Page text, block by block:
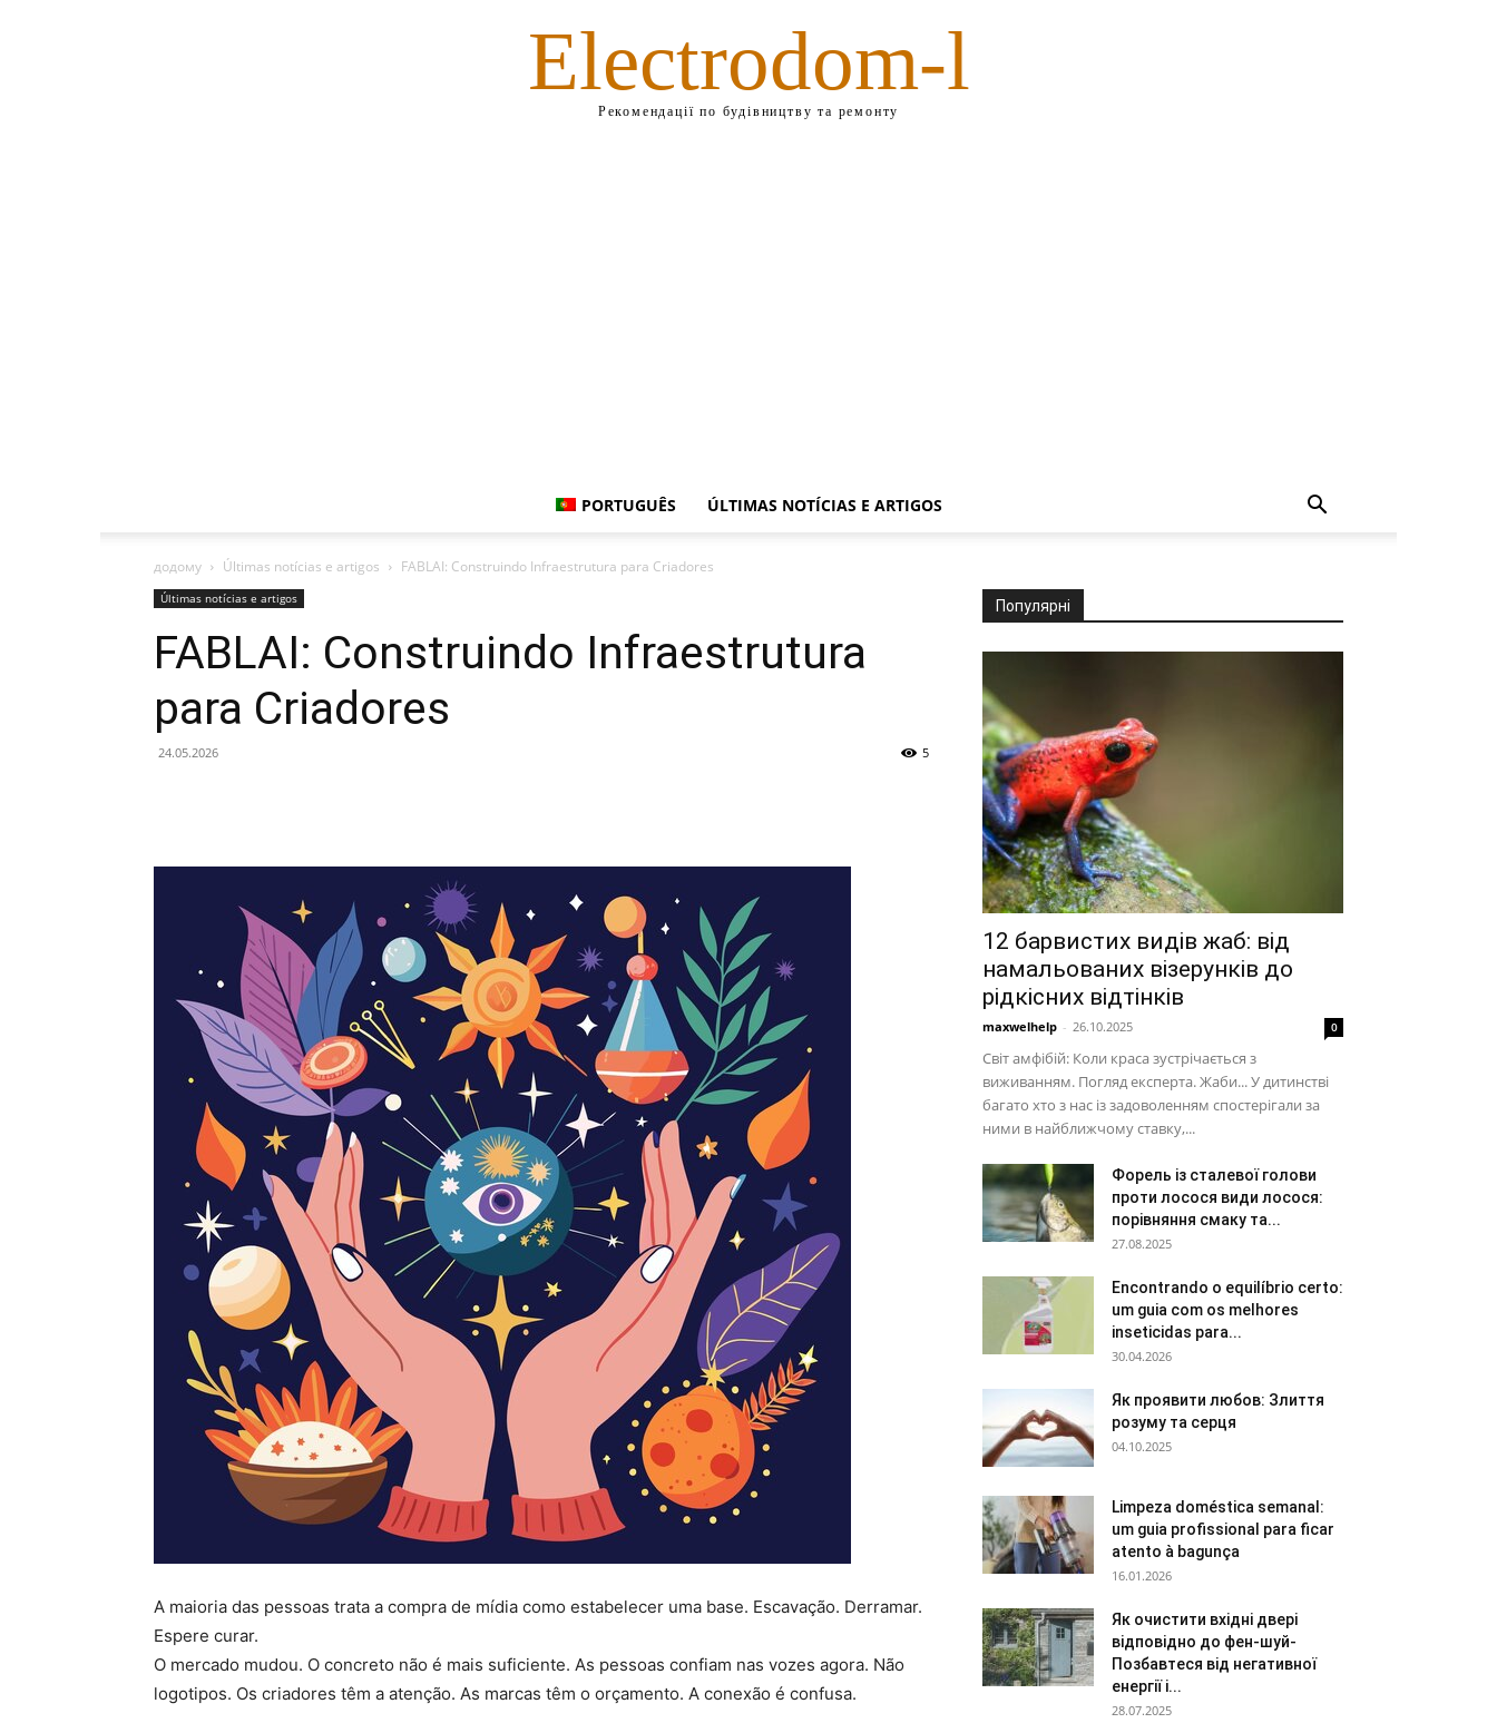
Electrodom-l
Рекомендації по будівництву та ремонту
PORTUGUÊS ÚLTIMAS NOTÍCIAS E ARTIGOS
додому Últimas notícias e artigos FABLAI: Construindo Infraestrutura para Criadores
Últimas notícias e artigos
FABLAI: Construindo Infraestrutura
para Criadores
24.05.2026 5
A maioria das pessoas trata a compra de mídia como estabelecer uma base. Escavação. Derramar.
Espere curar.
O mercado mudou. O concreto não é mais suficiente. As pessoas confiam nas vozes agora. Não
logotipos. Os criadores têm a atenção. As marcas têm o orçamento. A conexão é confusa.
Популярні
12 барвистих видів жаб: від
намальованих візерунків до
рідкісних відтінків
maxwelhelp - 26.10.2025 0
Світ амфібій: Коли краса зустрічається з
виживанням. Погляд експерта. Жаби... У дитинстві
багато хто з нас із задоволенням спостерігали за
ними в найближчому ставку,...
Форель із сталевої голови
проти лосося види лосося:
порівняння смаку та...
27.08.2025
Encontrando o equilíbrio certo:
um guia com os melhores
inseticidas para...
30.04.2026
Як проявити любов: Злиття
розуму та серця
04.10.2025
Limpeza doméstica semanal:
um guia profissional para ficar
atento à bagunça
16.01.2026
Як очистити вхідні двері
відповідно до фен-шуй-
Позбавтеся від негативної
енергії і...
28.07.2025